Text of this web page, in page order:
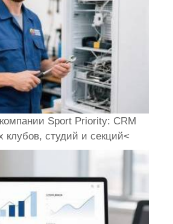
Sport Priority: CRM
клубов, студий и секций<